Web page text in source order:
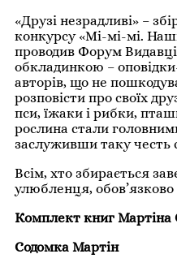
«Друзі незрадливі» –
конкурсу «Мі-мі-мі.
проводив Форум
обкладинкою –
авторів, що не
розповісти про своїх
пси, їжаки і рибки,
рослина стали
заслуживши таку честь
Всім, хто збирається
улюбленця,
Комплект книг Мартіна
Содомка Мартін